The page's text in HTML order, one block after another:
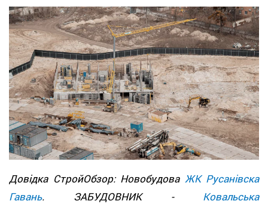
Довідка СтройОбзор: Новобудова ЖК Русанівска
Гавань. ЗАБУДОВНИК - Ковальська